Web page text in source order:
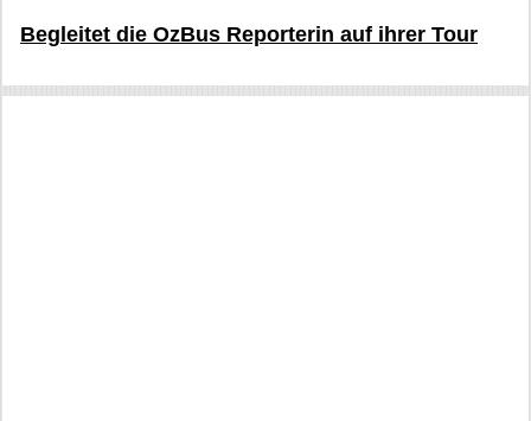
Begleitet die OzBus Reporterin auf ihrer Tour